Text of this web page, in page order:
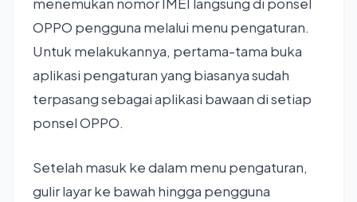
menemukan nomor IMEI langsung di ponsel
OPPO pengguna melalui menu pengaturan.
Untuk melakukannya, pertama-tama buka
aplikasi pengaturan yang biasanya sudah
terpasang sebagai aplikasi bawaan di setiap
ponsel OPPO.
Setelah masuk ke dalam menu pengaturan,
gulir layar ke bawah hingga pengguna